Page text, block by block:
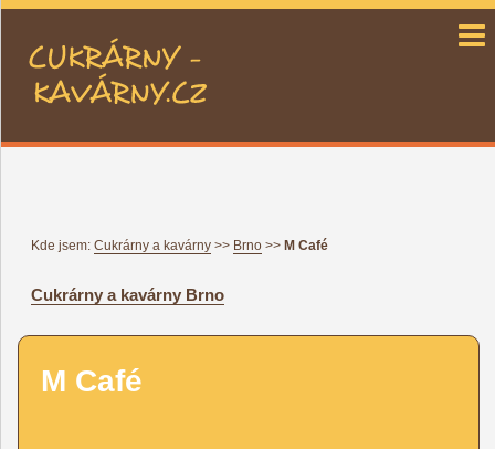
cukrárny a kavárny CZ
Kde jsem: Cukrárny a kavárny >> Brno >> M Café
Cukrárny a kavárny Brno
M Café